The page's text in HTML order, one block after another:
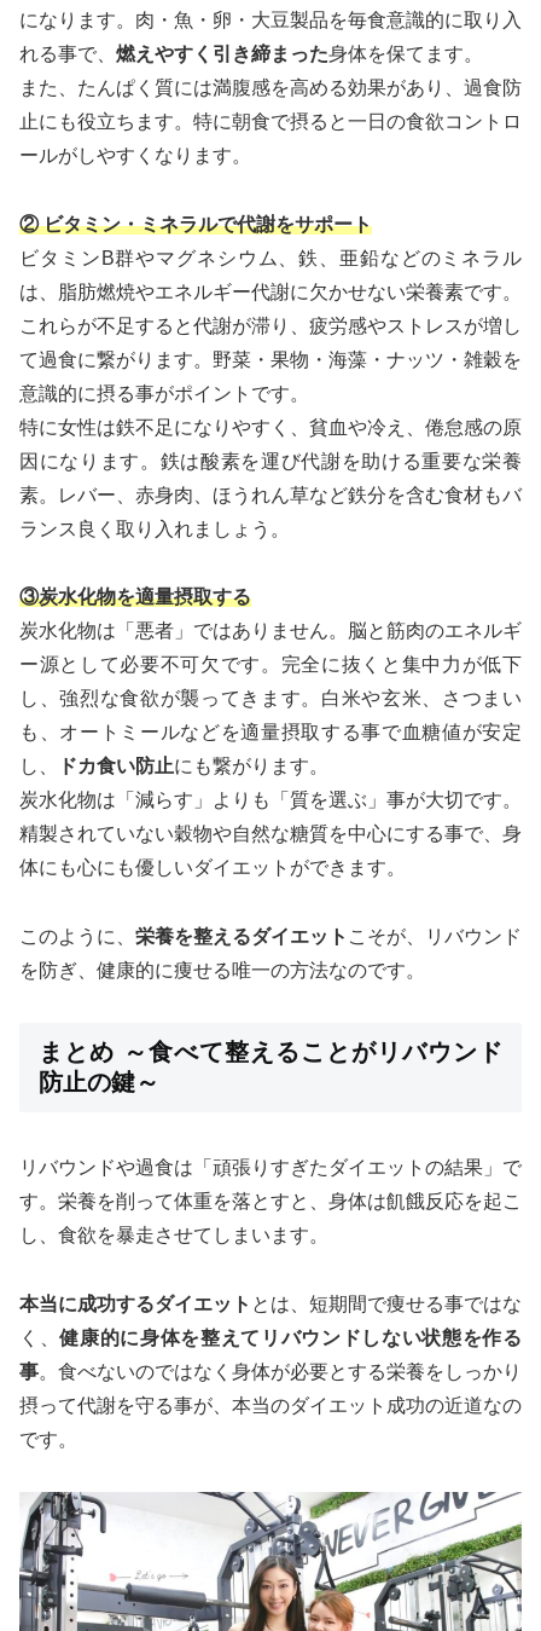
になります。肉・魚・卵・大豆製品を毎食意識的に取り入
れる事で、 燃えやすく引き締まった身体を保てます。
また、たんぱく質には満腹感を高める効果があり、過食防
止にも役立ちます。特に朝食で摂ると一日の食欲コントロ
ールがしやすくなります。
② ビタミン・ミネラルで代謝をサポート
ビタミンB群やマグネシウム、鉄、亜鉛などのミネラル
は、脂肪燃焼やエネルギー代謝に欠かせない栄養素です。
これらが不足すると代謝が滞り、疲労感やストレスが増し
て過食に繋がります。野菜・果物・海藻・ナッツ・雑穀を
意識的に摂る事がポイントです。
特に女性は鉄不足になりやすく、貧血や冷え、倦怠感の原
因になります。鉄は酸素を運び代謝を助ける重要な栄養
素。レバー、赤身肉、ほうれん草など鉄分を含む食材もバ
ランス良く取り入れましょう。
③炭水化物を適量摂取する
炭水化物は「悪者」ではありません。脳と筋肉のエネルギ
ー源として必要不可欠です。完全に抜くと集中力が低下
し、強烈な食欲が襲ってきます。白米や玄米、さつまい
も、オートミールなどを適量摂取する事で血糖値が安定
し、
ドカ食い防止にも繋がります。
炭水化物は「減らす」よりも「質を選ぶ」事が大切です。
精製されていない穀物や自然な糖質を中心にする事で、身
体にも心にも優しいダイエットができます。
このように、 栄養を整えるダイエット こそが、リバウンド
を防ぎ、健康的に痩せる唯一の方法なのです。
まとめ ～食べて整えることがリバウンド
防止の鍵～
リバウンドや過食は「頑張りすぎたダイエットの結果」で
す。栄養を削って体重を落とすと、身体は飢餓反応を起こ
し、食欲を暴走させてしまいます。
本当に成功するダイエット とは、短期間で痩せる事ではな
く、健康的に身体を整えてリバウンドしない状態を作る
事。食べないのではなく身体が必要とする栄養をしっかり
摂って代謝を守る事が、本当のダイエット成功の近道なの
です。